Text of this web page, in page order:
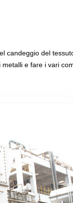
candeggio del
e fare i vari